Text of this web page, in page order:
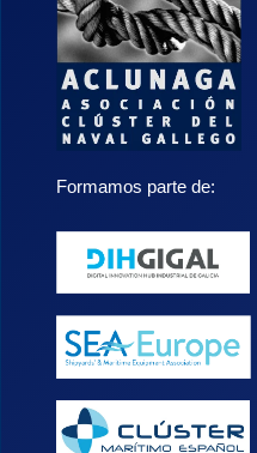
Formamos parte de: